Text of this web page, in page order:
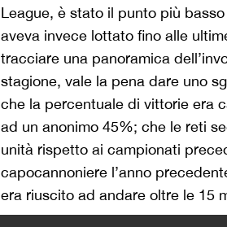
League, è stato il punto più
aveva invece lottato fino alle
tracciare una panoramica
stagione, vale la pena dare uno
che la percentuale di vittorie era
ad un anonimo 45%; che le reti
unità rispetto ai campionati
capocannoniere l’anno
era riuscito ad andare oltre le 15